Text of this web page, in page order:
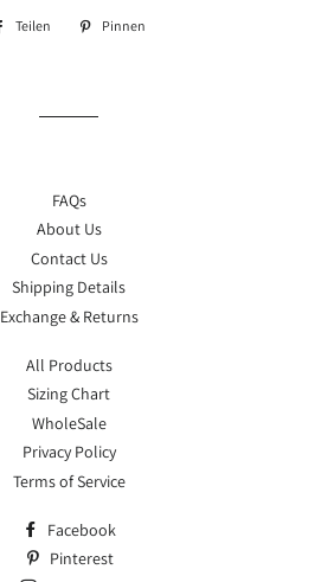
Teilen Pinnen
FAQs
About Us
Contact Us
Shipping Details
Exchange & Returns
All Products
Sizing Chart
WholeSale
Privacy Policy
Terms of Service
Facebook
Pinterest